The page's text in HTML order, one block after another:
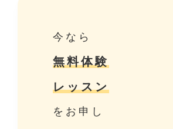
今なら
無料体験
レッスン
をお申し